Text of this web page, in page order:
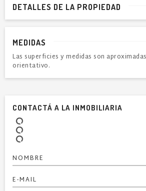
DETALLES DE LA PROPIEDAD
MEDIDAS
Las superficies y medidas son
orientativo.
CONTACTÁ A LA INMOBILIARIA